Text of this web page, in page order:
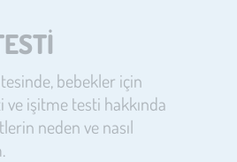
bebekler için
ve işitme testi hakkında
neden ve nasıl